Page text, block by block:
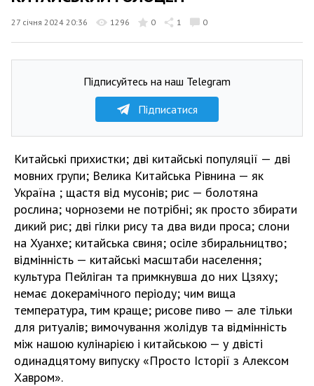
27 січня 2024 20:36 1296 0 1 0
Підписуйтесь на наш Telegram
Підписатися
Китайські прихистки; дві китайські популяції — дві
мовних групи; Велика Китайська Рівнина — як
Україна ; щастя від мусонів; рис — болотяна
рослина; чорноземи не потрібні; як просто збирати
дикий рис; дві гілки рису та два види проса; слони
на Хуанхе; китайська свиня; осіле збиральництво;
відмінність — китайські масштаби населення;
культура Пейліган та примкнувша до них Цзяху;
немає докерамічного періоду; чим вища
температура, тим краще; рисове пиво — але тільки
для ритуалів; вимочування жолідув та відмінність
між нашою кулінарією і китайською — у двісті
одинадцятому випуску «Просто Історії з Алексом
Хавром».